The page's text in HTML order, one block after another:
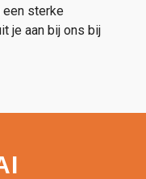
een sterke
je aan bij ons bij